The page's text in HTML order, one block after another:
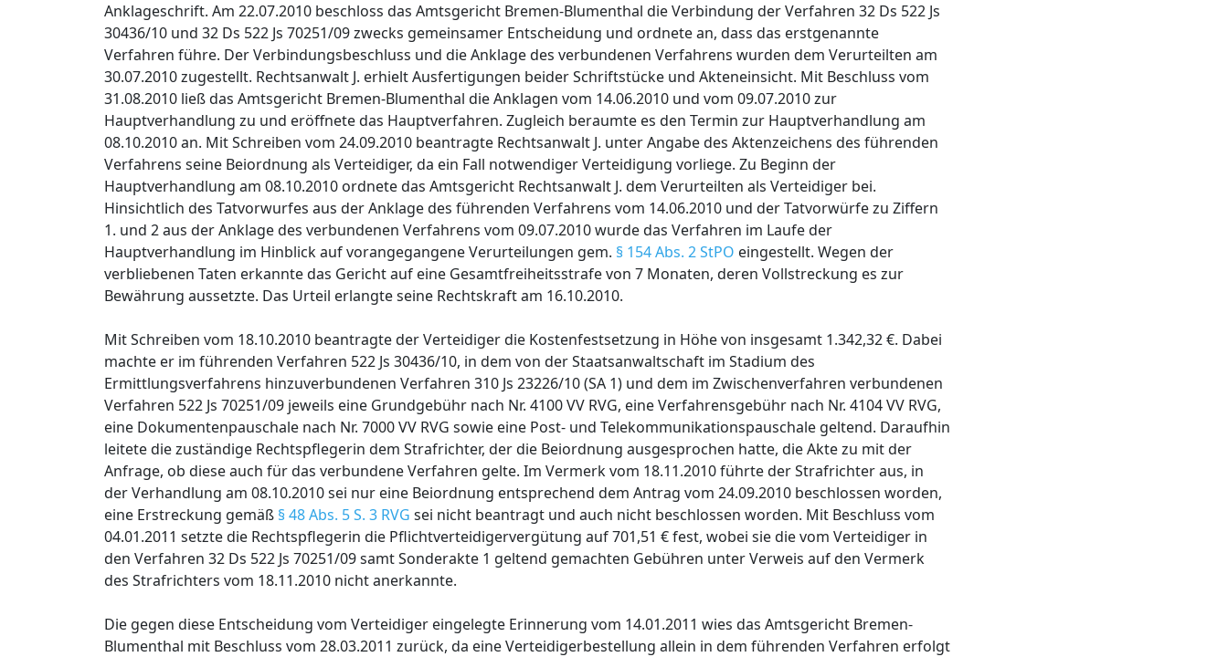
Anklageschrift. Am 22.07.2010 beschloss das Amtsgericht Bremen-Blumenthal die Verbindung der Verfahren 32 Ds 522 Js
30436/10 und 32 Ds 522 Js 70251/09 zwecks gemeinsamer Entscheidung und ordnete an, dass das erstgenannte
Verfahren führe. Der Verbindungsbeschluss und die Anklage des verbundenen Verfahrens wurden dem Verurteilten am
30.07.2010 zugestellt. Rechtsanwalt J. erhielt Ausfertigungen beider Schriftstücke und Akteneinsicht. Mit Beschluss vom
31.08.2010 ließ das Amtsgericht Bremen-Blumenthal die Anklagen vom 14.06.2010 und vom 09.07.2010 zur
Hauptverhandlung zu und eröffnete das Hauptverfahren. Zugleich beraumte es den Termin zur Hauptverhandlung am
08.10.2010 an. Mit Schreiben vom 24.09.2010 beantragte Rechtsanwalt J. unter Angabe des Aktenzeichens des führenden
Verfahrens seine Beiordnung als Verteidiger, da ein Fall notwendiger Verteidigung vorliege. Zu Beginn der
Hauptverhandlung am 08.10.2010 ordnete das Amtsgericht Rechtsanwalt J. dem Verurteilten als Verteidiger bei.
Hinsichtlich des Tatvorwurfes aus der Anklage des führenden Verfahrens vom 14.06.2010 und der Tatvorwürfe zu Ziffern
1. und 2 aus der Anklage des verbundenen Verfahrens vom 09.07.2010 wurde das Verfahren im Laufe der
Hauptverhandlung im Hinblick auf vorangegangene Verurteilungen gem. § 154 Abs. 2 StPO eingestellt. Wegen der
verbliebenen Taten erkannte das Gericht auf eine Gesamtfreiheitsstrafe von 7 Monaten, deren Vollstreckung es zur
Bewährung aussetzte. Das Urteil erlangte seine Rechtskraft am 16.10.2010.
Mit Schreiben vom 18.10.2010 beantragte der Verteidiger die Kostenfestsetzung in Höhe von insgesamt 1.342,32 €. Dabei
machte er im führenden Verfahren 522 Js 30436/10, in dem von der Staatsanwaltschaft im Stadium des
Ermittlungsverfahrens hinzuverbundenen Verfahren 310 Js 23226/10 (SA 1) und dem im Zwischenverfahren verbundenen
Verfahren 522 Js 70251/09 jeweils eine Grundgebühr nach Nr. 4100 VV RVG, eine Verfahrensgebühr nach Nr. 4104 VV RVG,
eine Dokumentenpauschale nach Nr. 7000 VV RVG sowie eine Post- und Telekommunikationspauschale geltend. Daraufhin
leitete die zuständige Rechtspflegerin dem Strafrichter, der die Beiordnung ausgesprochen hatte, die Akte zu mit der
Anfrage, ob diese auch für das verbundene Verfahren gelte. Im Vermerk vom 18.11.2010 führte der Strafrichter aus, in
der Verhandlung am 08.10.2010 sei nur eine Beiordnung entsprechend dem Antrag vom 24.09.2010 beschlossen worden,
eine Erstreckung gemäß § 48 Abs. 5 S. 3 RVG sei nicht beantragt und auch nicht beschlossen worden. Mit Beschluss vom
04.01.2011 setzte die Rechtspflegerin die Pflichtverteidigervergütung auf 701,51 € fest, wobei sie die vom Verteidiger in
den Verfahren 32 Ds 522 Js 70251/09 samt Sonderakte 1 geltend gemachten Gebühren unter Verweis auf den Vermerk
des Strafrichters vom 18.11.2010 nicht anerkannte.
Die gegen diese Entscheidung vom Verteidiger eingelegte Erinnerung vom 14.01.2011 wies das Amtsgericht Bremen-
Blumenthal mit Beschluss vom 28.03.2011 zurück, da eine Verteidigerbestellung allein in dem führenden Verfahren erfolgt